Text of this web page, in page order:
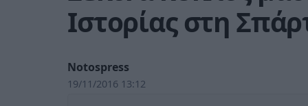
Ιστορίας στη
Notospress
19/11/2016 13:12